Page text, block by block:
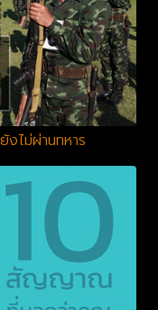
งไม่ผ่านทหาร